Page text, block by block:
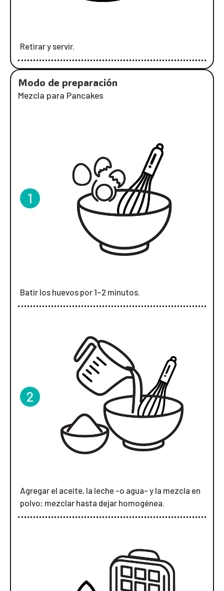
Retirar y servir.
Modo de preparación
Mezcla para Pancakes
1
Batir los huevos por 1–2 minutos.
2
Agregar el aceite, la leche -o agua- y la mezcla en
polvo; mezclar hasta dejar homogénea.